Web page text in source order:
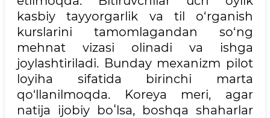
kasbiy tayyorgarlik va til o‘rganish
kurslarini tamomlagandan so‘ng
mehnat vizasi olinadi va ishga
joylashtiriladi. Bunday mexanizm pilot
loyiha sifatida birinchi marta
qo‘llanilmoqda. Koreya meri, agar
natija ijobiy boʻlsa, boshqa shaharlar